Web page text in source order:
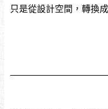
只是從設計空間，轉換